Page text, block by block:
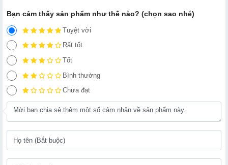
Bạn cảm thấy sản phẩm như thế nào? (chọn sao nhé)
Tuyệt vời
Rất tốt
Tốt
Bình thường
Chưa đạt